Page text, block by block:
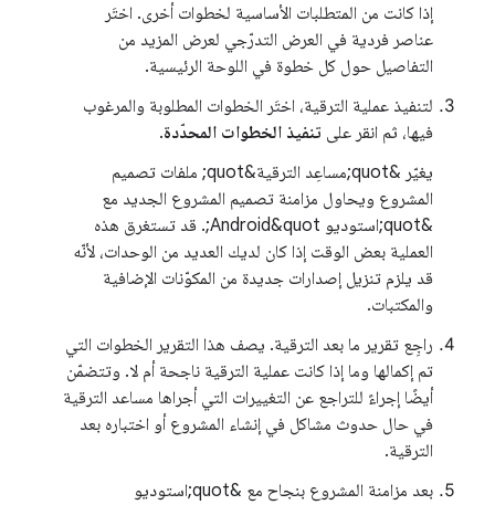
إذا كانت من المتطلبات الأساسية لخطوات أخرى. اختَر
عناصر فردية في العرض التدرّجي لعرض المزيد من
التفاصيل حول كل خطوة في اللوحة الرئيسية.
لتنفيذ عملية الترقية، اختَر الخطوات المطلوبة والمرغوب
فيها، ثم انقر على تنفيذ الخطوات المحدّدة.
يغيّر &quot;مساعِد الترقية&quot; ملفات تصميم
المشروع ويحاول مزامنة تصميم المشروع الجديد مع
&quot;استوديو Android&quot;. قد تستغرق هذه
العملية بعض الوقت إذا كان لديك العديد من الوحدات، لأنّه
قد يلزم تنزيل إصدارات جديدة من المكوّنات الإضافية
والمكتبات.
راجِع تقرير ما بعد الترقية. يصف هذا التقرير الخطوات التي
تم إكمالها وما إذا كانت عملية الترقية ناجحة أم لا. وتتضمّن
أيضًا إجراءً للتراجع عن التغييرات التي أجراها مساعد الترقية
في حال حدوث مشاكل في إنشاء المشروع أو اختباره بعد
الترقية.
بعد مزامنة المشروع بنجاح مع &quot;استوديو